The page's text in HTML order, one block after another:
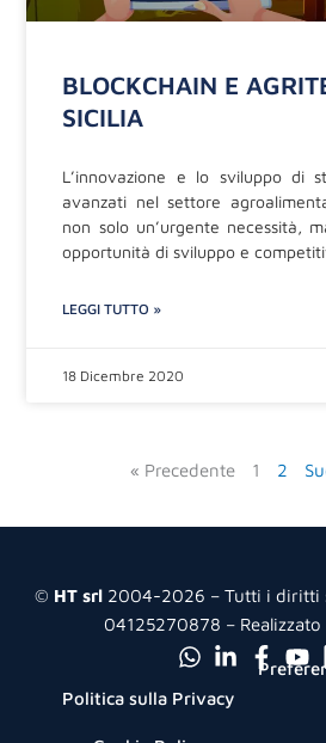
BLOCKCHAIN E
SICILIA
L’innovazione e lo sviluppo di
avanzati nel settore
non solo un’urgente necessità,
opportunità di sviluppo e
LEGGI TUTTO »
18 Dicembre 2020
« Precedente 1 2
© HT srl2004-2026 – Tutti i diritti
04125270878 –
Politica sulla Privacy